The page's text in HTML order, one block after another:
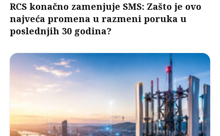
RCS konačno zamenjuje SMS: Zašto je ovo
najveća promena u razmeni poruka u
poslednjih 30 godina?